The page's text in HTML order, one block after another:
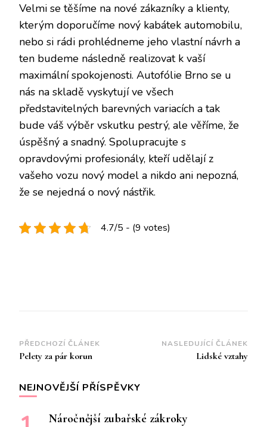
Velmi se těšíme na nové zákazníky a klienty,
kterým doporučíme nový kabátek automobilu,
nebo si rádi prohlédneme jeho vlastní návrh a
ten budeme následně realizovat k vaší
maximální spokojenosti. Autofólie Brno se u
nás na skladě vyskytují ve všech
představitelných barevných variacích a tak
bude váš výběr vskutku pestrý, ale věříme, že
úspěšný a snadný. Spolupracujte s
opravdovými profesionály, kteří udělají z
vašeho vozu nový model a nikdo ani nepozná,
že se nejedná o nový nástřik.
4.7/5 - (9 votes)
Navigace
příspěvku
PŘEDCHOZÍ ČLÁNEK
Pelety za pár korun
NASLEDUJÍCÍ ČLÁNEK
Lidské vztahy
NEJNOVĚJŠÍ PŘÍSPĚVKY
Náročnější zubařské zákroky